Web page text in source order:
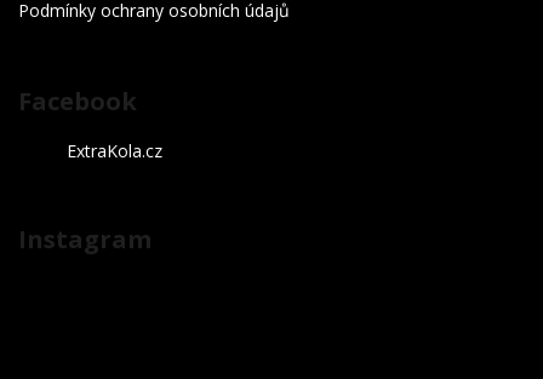
Podmínky ochrany osobních údajů
Facebook
ExtraKola.cz
Instagram